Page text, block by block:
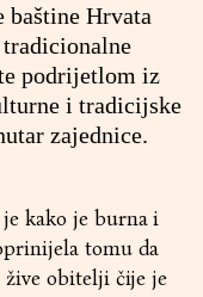
baštine Hrvata
podrijetlom iz
i tradicijske
zajednice.
kako je burna i
tomu da
žive obitelji čije je